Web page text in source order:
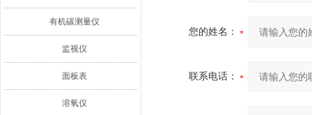
有机碳测量仪
监视仪
面板表
溶氧仪
您的姓名：
联系电话：